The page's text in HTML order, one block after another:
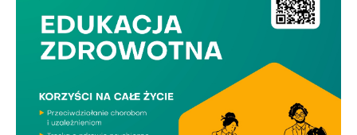
Firmy te działają w charakterze pośredników prezentujących nasze
treści w postaci wiadomości, ofert, komunikatów mediów
społecznościowych.